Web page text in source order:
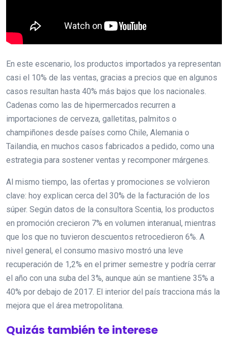
En este escenario, los productos importados ya representan
casi el 10% de las ventas, gracias a precios que en algunos
casos resultan hasta 40% más bajos que los nacionales.
Cadenas como las de hipermercados recurren a
importaciones de cerveza, galletitas, palmitos o
champiñones desde países como Chile, Alemania o
Tailandia, en muchos casos fabricados a pedido, como una
estrategia para sostener ventas y recomponer márgenes.
Al mismo tiempo, las ofertas y promociones se volvieron
clave: hoy explican cerca del 30% de la facturación de los
súper. Según datos de la consultora Scentia, los productos
en promoción crecieron 7% en volumen interanual, mientras
que los que no tuvieron descuentos retrocedieron 6%. A
nivel general, el consumo masivo mostró una leve
recuperación de 1,2% en el primer semestre y podría cerrar
el año con una suba del 3%, aunque aún se mantiene 35% a
40% por debajo de 2017. El interior del país tracciona más la
mejora que el área metropolitana.
Quizás también te interese